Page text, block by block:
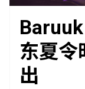
东夏令
出